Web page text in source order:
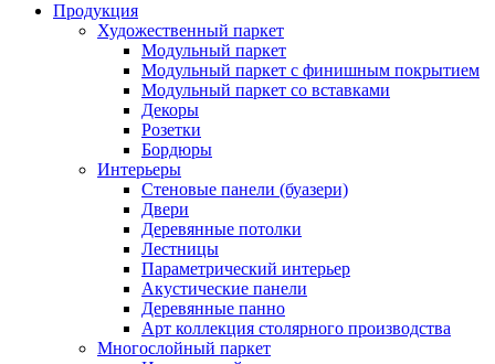
Продукция
Художественный паркет
Модульный паркет
Модульный паркет с финишным покрытием
Модульный паркет со вставками
Декоры
Розетки
Бордюры
Интерьеры
Стеновые панели (буазери)
Двери
Деревянные потолки
Лестницы
Параметрический интерьер
Акустические панели
Деревянные панно
Арт коллекция столярного производства
Многослойный паркет